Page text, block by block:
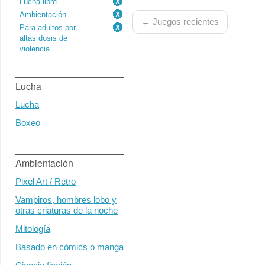
Ambientación
Para adultos por
altas dosis de
violencia
Lucha
Lucha
Boxeo
Ambientación
Pixel Art / Retro
Vampiros, hombres lobo y
otras criaturas de la noche
Mitología
Basado en cómics o manga
← Juegos recientes